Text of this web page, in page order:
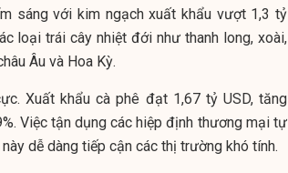
sáng với kim ngạch xuất khẩu vượt 1,3 tỷ
loại trái cây nhiệt đới như thanh long, xoài,
Âu và Hoa Kỳ.
Xuất khẩu cà phê đạt 1,67 tỷ USD, tăng
Việc tận dụng các hiệp định thương mại tự
dễ dàng tiếp cận các thị trường khó tính.